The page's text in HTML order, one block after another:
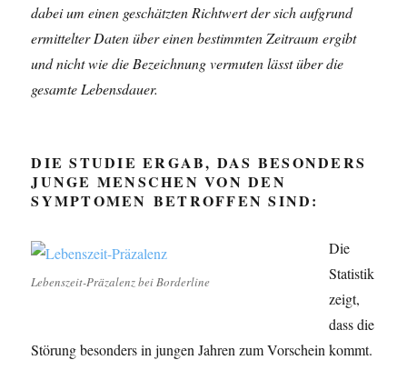
dabei um einen geschätzten Richtwert der sich aufgrund
ermittelter Daten über einen bestimmten Zeitraum ergibt
und nicht wie die Bezeichnung vermuten lässt über die
gesamte Lebensdauer.
DIE STUDIE ERGAB, DAS BESONDERS
JUNGE MENSCHEN VON DEN
SYMPTOMEN BETROFFEN SIND:
Lebenszeit-Präzalenz bei Borderline
Die
Statistik
zeigt,
dass die
Störung besonders in jungen Jahren zum Vorschein kommt.